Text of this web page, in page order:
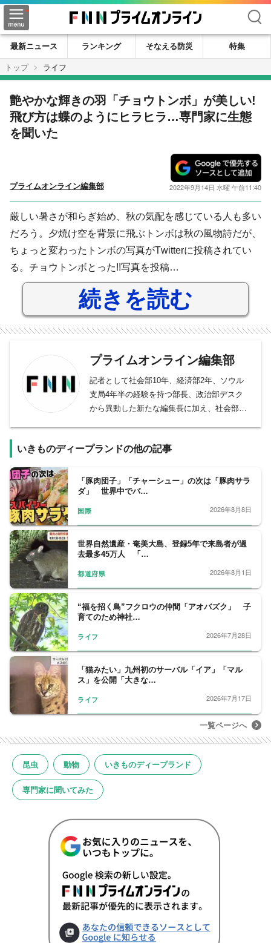
検索
最新ニュース ランキング そなえる防災
特集
トップ
ライフ
艶やかな輝きの羽「チョウトンボ」が美しい!
飛び方は蝶のようにヒラヒラ…専門家に生態
を聞いた
プライムオンライン編集部 2022年9月14日 水曜 午前11:40
厳しい暑さが和らぎ始め、秋の気配を感じている人も多い
だろう。夕焼け空を背景に飛ぶトンボは秋の風物詩だが、
ちょっと変わったトンボの写真がTwitterに投稿されてい
る。チョウトンボとった!!写真を投稿…
続きを読む
プライムオンライン編集部
記者として社会部10年、経済部2年、ソウル
支局4年半の経験を持つ部長、政治部デスク
から異動した新たな編集長に加え、社会部デ
ー・プロデューサー、バラエティー制作者、
元スポーツ紙記者など様々な専門性を持つ副
編集長・デスクを合わせ11人が所属。事件や
事故、政治に経済、芸能やスポーツまで、あ
いきものディープランドの他の記事
「豚肉団子」「チャーシュー」の次は「豚肉サラ
ダ」 世界中でバ…
国際 2026年8月8日
世界自然遺産・奄美大島、登録5年で来島者が過
去最多45万人 「…
都道府県 2026年8月1日
“福を招く鳥”フクロウの仲間「アオバズク」 子
育てのため神社…
ライフ 2026年7月28日
「猫みたい」九州初のサーバル「イア」「マル
ス」を公開「大きな…
ライフ 2026年7月17日
一覧ページへ
昆虫 動物 いきものディープランド
専門家に聞いてみた